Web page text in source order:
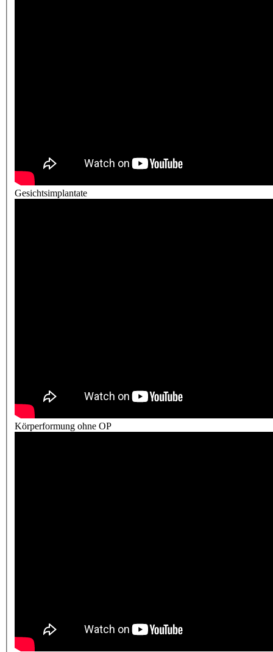
Gesichtsimplantate
Körperformung ohne OP